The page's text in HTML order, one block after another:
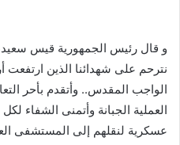
و قال رئيس الجمهورية قيس سعيد،
نترحم على شهدائنا الذين ارتفعت
الواجب المقدس.. وأتقدم بأحر
العملية الجبانة وأتمنى الشفاء
عسكرية لنقلهم إلى المستشفى